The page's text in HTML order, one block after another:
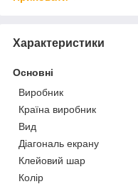
Характеристики
Основні
Виробник
Країна виробник
Вид
Діагональ екрану
Клейовий шар
Колір